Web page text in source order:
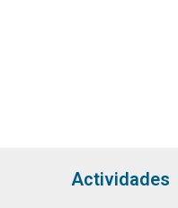
Actividades